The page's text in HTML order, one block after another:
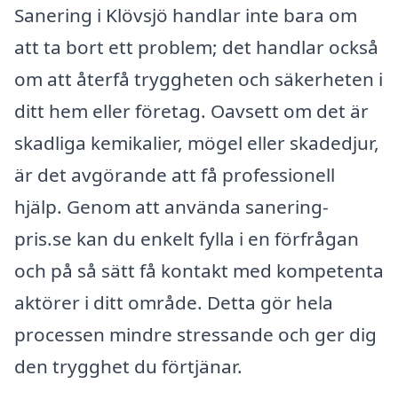
Sanering i Klövsjö handlar inte bara om
att ta bort ett problem; det handlar också
om att återfå tryggheten och säkerheten i
ditt hem eller företag. Oavsett om det är
skadliga kemikalier, mögel eller skadedjur,
är det avgörande att få professionell
hjälp. Genom att använda sanering-
pris.se kan du enkelt fylla i en förfrågan
och på så sätt få kontakt med kompetenta
aktörer i ditt område. Detta gör hela
processen mindre stressande och ger dig
den trygghet du förtjänar.